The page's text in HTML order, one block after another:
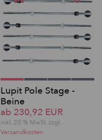
Lupit Pole Stage -
Beine
ab 230,92 EUR
inkl. 20 % MwSt. zzgl.
Versandkosten